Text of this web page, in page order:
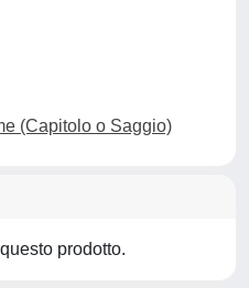
(Capitolo o Saggio)
prodotto.